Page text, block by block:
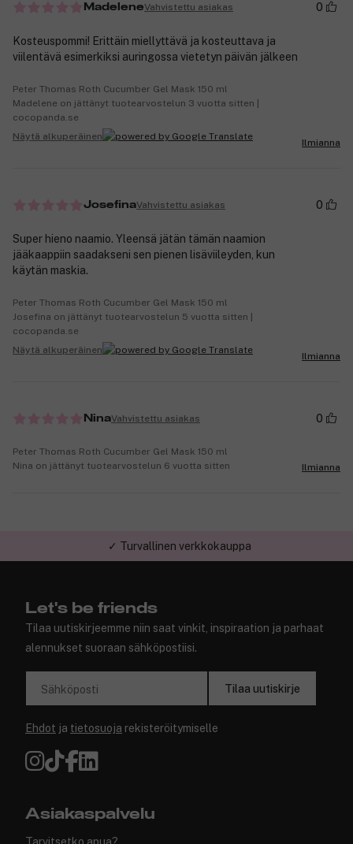
MadeleneVahvistettu asiakas 0
Kosteuspommi! Erittäin miellyttävä ja kosteuttava ja
viilentävä esimerkiksi auringossa vietetyn päivän jälkeen
Peter Thomas Roth Cucumber Gel Mask 150 ml
Madelene on jättänyt tuotearvostelun 3 vuotta sitten |
cocopanda.se
Näytä alkuperäinen
Ilmianna
JosefinaVahvistettu asiakas 0
Super hieno naamio. Yleensä jätän tämän naamion
jääkaappiin saadakseni sen pienen lisäviileyden, kun
käytän maskia.
Peter Thomas Roth Cucumber Gel Mask 150 ml
Josefina on jättänyt tuotearvostelun 5 vuotta sitten |
cocopanda.se
Näytä alkuperäinen
Ilmianna
NinaVahvistettu asiakas 0
Peter Thomas Roth Cucumber Gel Mask 150 ml
Nina on jättänyt tuotearvostelun 6 vuotta sitten
Ilmianna
✓ Turvallinen verkkokauppa
Let's be friends
Tilaa uutiskirjeemme niin saat vinkit, inspiraation ja parhaat
alennukset suoraan sähköpostiisi.
Sähköposti Tilaa uutiskirje
Ehdot ja tietosuoja rekisteröitymiselle
Asiakaspalvelu